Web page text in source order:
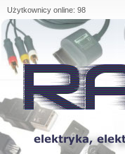
Użytkownicy online: 98